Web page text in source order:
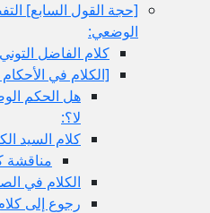
[حجة القول السابع‏]
الوضعي:
كلام الفاضل
[الكلام في
هل الحكم
لا؟:
كلام السيد
مناقشة
الكلام في
رجوع إلى